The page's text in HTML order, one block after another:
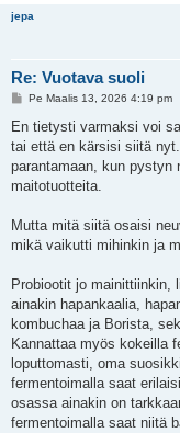
jepa
Re: Vuotava suoli
V
e
t
i
Pe Maalis 13, 2026 4:19 pm
En tietysti varmaksi voi
tai että en kärsisi siitä
parantamaan, kun pystyn
maitotuotteita.
Mutta mitä siitä osaisi
mikä vaikutti mihinkin ja
Probiootit jo mainittiinkin,
ainakin hapankaalia,
kombuchaa ja Borista,
Kannattaa myös kokeilla
loputtomasti, oma
fermentoimalla saat
osassa ainakin on
fermentoimalla saat niitä